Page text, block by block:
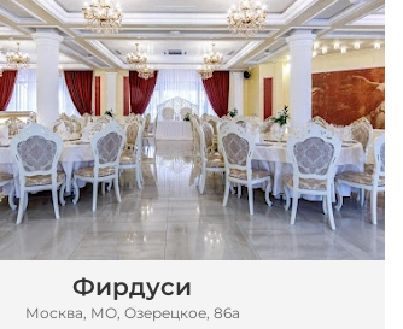
Фирдуси
Москва, МО, Озерецкое, 86а